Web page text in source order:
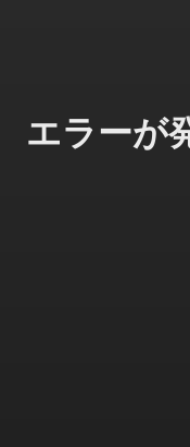
エラーが